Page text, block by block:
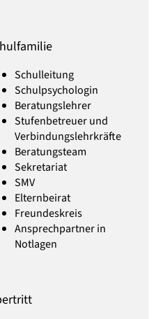
Schulleitung
Schulpsychologin
Beratungslehrer
Stufenbetreuer und
Verbindungslehrkräfte
Beratungsteam
Sekretariat
SMV
Elternbeirat
Freundeskreis
Ansprechpartner in
Notlagen